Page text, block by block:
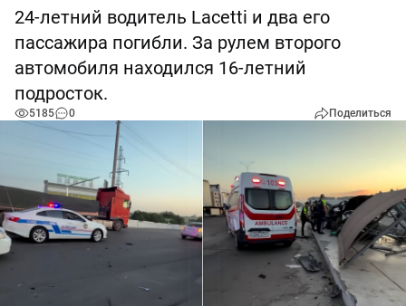
24-летний водитель Lacetti и два его
пассажира погибли. За рулем второго
автомобиля находился 16-летний
подросток.
5185 0 Поделиться